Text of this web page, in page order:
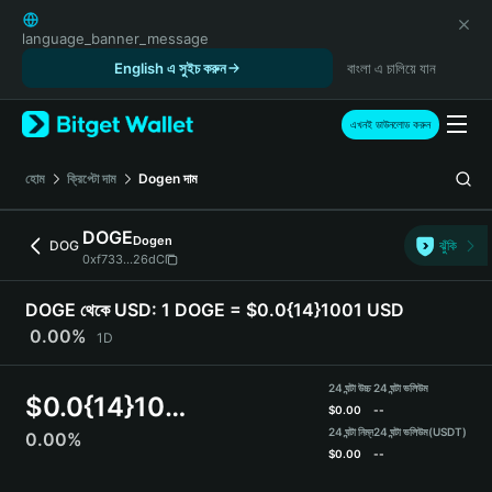
English
日本語
Русский
Español (Latinoamérica)
Türkçe
Italiano
简体中文
繁體中文
Português (Portugal)
Bahasa Indonesia
Español
language_banner_message
English এ সুইচ করুন
বাংলা এ চালিয়ে যান
এখনই ডাউনলোড করুন
হোম ক্রিপ্টো দাম Dogen দাম
DOG DOGEDogen
0xf733...26dC
ঝুঁকি
DOGE থেকে USD: 1 DOGE = $0.0{14}1001 USD
0.00%
1D
$0.0{14}1001
0.00%
24 ঘন্টা উচ্চ
$0.00
24 ঘন্টা নিম্ন
$0.00
24 ঘন্টা ভলিউম
--
24 ঘন্টা ভলিউম(USDT)
--